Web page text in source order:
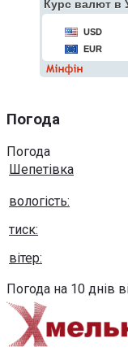
Погода
Погода
Шепетівка
вологість:
тиск:
вітер:
Погода на 10 днів